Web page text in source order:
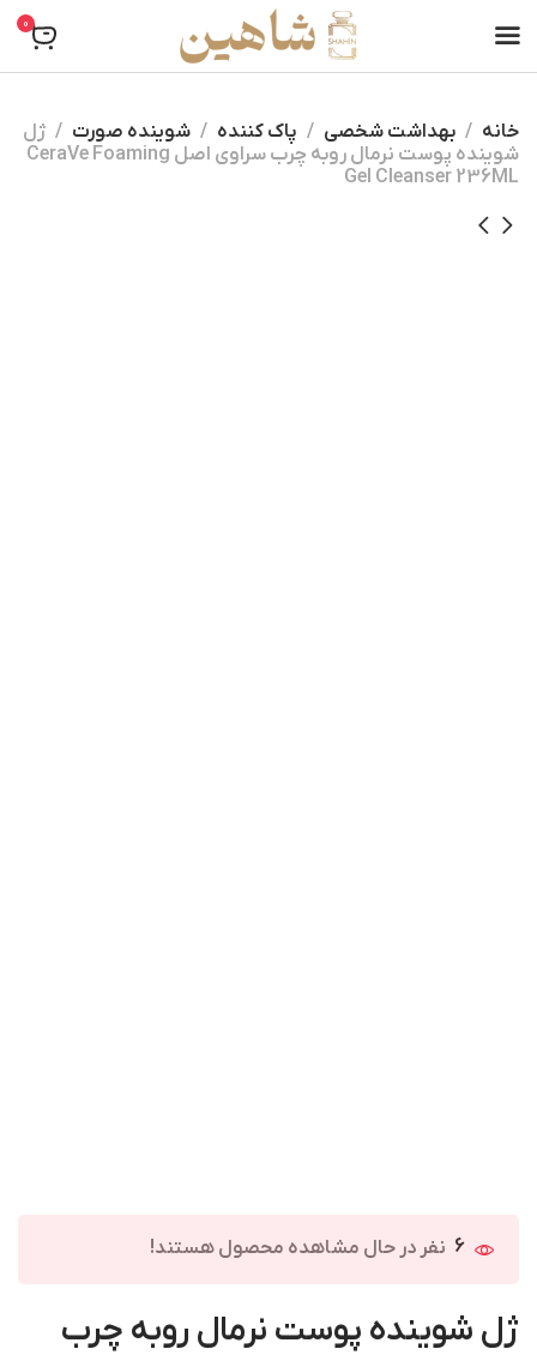
0
خانه بهداشت شخصی پاک کننده شوینده صورت
ژل
شوینده پوست نرمال روبه چرب سراوی اصل CeraVe Foaming
Gel Cleanser 236ML
6 نفر در حال مشاهده محصول هستند!
ژل شوینده پوست نرمال روبه چرب